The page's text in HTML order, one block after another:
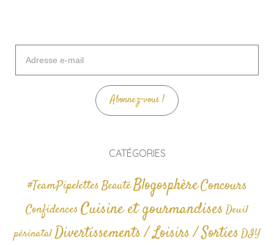
mail
Abonnez-vous !
CATÉGORIES
#TeamPipelettesBeautéBlogosphèreConcours
Confidences Cuisine et gourmandises Deuil
périnatalDivertissements / Loisirs / SortiesDIY